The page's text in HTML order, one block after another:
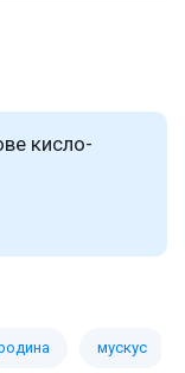
кисло-
мускус